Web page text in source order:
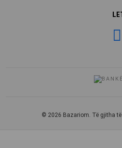
© 2026 Bazariom. Të gjitha të